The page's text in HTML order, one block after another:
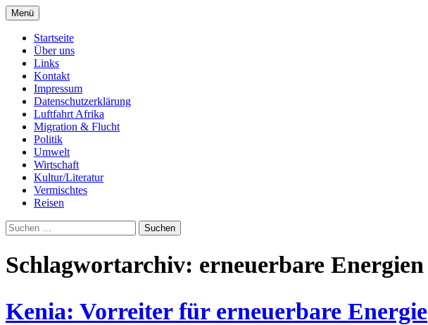
Zum
Inhalt
springen
AFRICA live
Menü
Startseite
Über uns
Links
Kontakt
Impressum
Datenschutzerklärung
Luftfahrt Afrika
Migration & Flucht
Politik
Umwelt
Wirtschaft
Kultur/Literatur
Vermischtes
Reisen
Suchen
nach:
Schlagwortarchiv: erneuerbare Energien
Kenia: Vorreiter für erneuerbare Energie